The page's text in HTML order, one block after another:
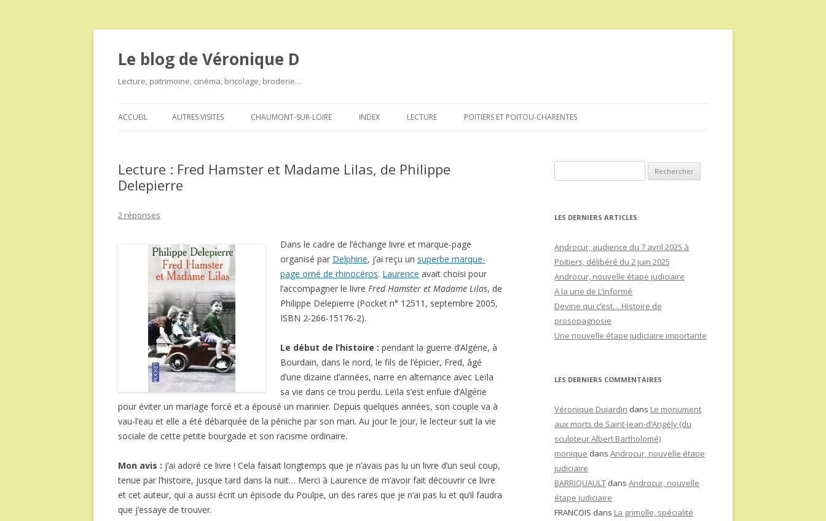
Le blog de Véronique D
Lecture, patrimoine, cinéma, bricolage, broderie…
au
ACCUEIL AUTRES VISITES CHAUMONT-SUR-LOIRE INDEX LECTURE POITIERS ET POITOU-CHARENTES
Lecture : Fred Hamster et Madame Lilas, de Philippe
Delepierre
2 réponses
Dans le cadre de l’échange livre et marque-page
organisé par Delphine, j’ai reçu un superbe marque-
page orné de rhinocéros. Laurence avait choisi pour
l’accompagner le livre Fred Hamster et Madame Lilas, de
Philippe Delepierre (Pocket n° 12511, septembre 2005,
ISBN 2-266-15176-2).
Le début de l’histoire : pendant la guerre d’Algérie, à
Bourdain, dans le nord, le fils de l’épicier, Fred, âgé
d’une dizaine d’années, narre en alternance avec Leïla
sa vie dans ce trou perdu. Leïla s’est enfuie d’Algérie
pour éviter un mariage forcé et a épousé un marinier. Depuis quelques années, son couple va à
vau-l’eau et elle a été débarquée de la péniche par son mari. Au jour le jour, le lecteur suit la vie
sociale de cette petite bourgade et son racisme ordinaire.
Mon avis : j’ai adoré ce livre ! Cela faisait longtemps que je n’avais pas lu un livre d’un seul coup,
tenue par l’histoire, jusque tard dans la nuit… Merci à Laurence de m’avoir fait découvrir ce livre
et cet auteur, qui a aussi écrit un épisode du Poulpe, un des rares que je n’ai pas lu et qu’il faudra
que j’essaye de trouver.
LES DERNIERS ARTICLES
Androcur, audience du 7 avril 2025 à
Poitiers, délibéré du 2 juin 2025
Androcur, nouvelle étape judiciaire
A la une de L’informé
Devine qui c’est… Histoire de
prosopagnosie
Une nouvelle étape judiciaire importante
LES DERNIERS COMMENTAIRES
Véronique Dujardin dans Le monument
aux morts de Saint-Jean-d’Angély (du
sculpteur Albert Bartholomé)
monique dans Androcur, nouvelle étape
judiciaire
BARRIQUAULT dans Androcur, nouvelle
étape judiciaire
FRANCOIS dans La grimolle, spécialité